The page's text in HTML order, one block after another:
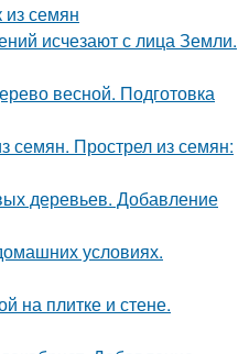
семян
исчезают с лица Земли.
весной. Подготовка
семян. Прострел из семян:
деревьев. Добавление
условиях.
на плитке и стене.